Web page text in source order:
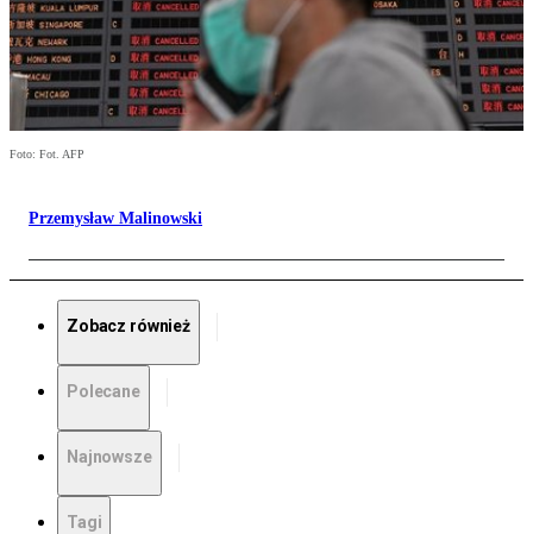
Foto: Fot. AFP
Przemysław Malinowski
Zobacz również
Polecane
Najnowsze
Tagi